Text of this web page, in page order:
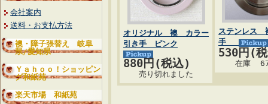
会社案内
送料・お支払方法
襖・障子張替え 岐阜
県/愛知県
Ｙａｈｏｏ！ショッピン
グ和紙苑
楽天市場 和紙苑
オリジナル 襖 カラー
引き手 ピンク
880円(税込)
売り切れました
ステンレス
手
530円(
在庫